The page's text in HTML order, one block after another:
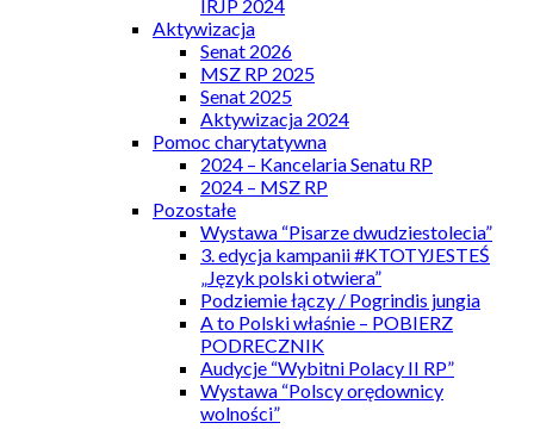
IRJP 2024
Aktywizacja
Senat 2026
MSZ RP 2025
Senat 2025
Aktywizacja 2024
Pomoc charytatywna
2024 – Kancelaria Senatu RP
2024 – MSZ RP
Pozostałe
Wystawa “Pisarze dwudziestolecia”
3. edycja kampanii #KTOTYJESTEŚ
„Język polski otwiera”
Podziemie łączy / Pogrindis jungia
A to Polski właśnie – POBIERZ
PODRECZNIK
Audycje “Wybitni Polacy II RP”
Wystawa “Polscy orędownicy
wolności”